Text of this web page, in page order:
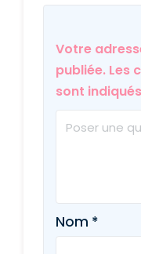
Votre
publiée. Les
sont
Nom *